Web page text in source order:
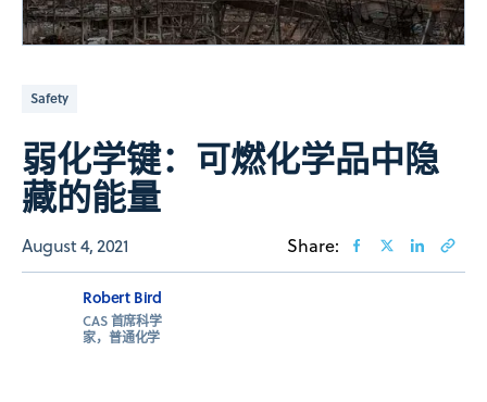
Safety
弱化学键：可燃化学品中隐
藏的能量
August 4, 2021 Share:
Robert Bird
CAS 首席科学
家，普通化学